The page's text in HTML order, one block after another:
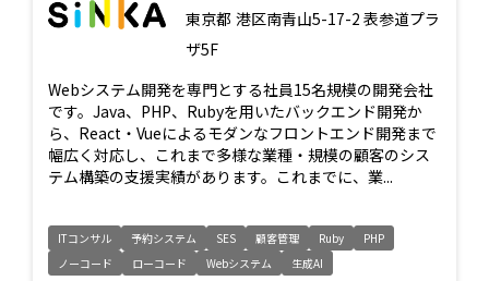
東京都 港区南青山5-17-2 表参道プラ
ザ5F
Webシステム開発を専門とする社員15名規模の開発会社
です。Java、PHP、Rubyを用いたバックエンド開発か
ら、React・Vueによるモダンなフロントエンド開発まで
幅広く対応し、これまで多様な業種・規模の顧客のシス
テム構築の支援実績があります。これまでに、業...
ITコンサル 予約システム SES 顧客管理 Ruby
PHP
ノーコード
ローコード Webシステム 生成AI